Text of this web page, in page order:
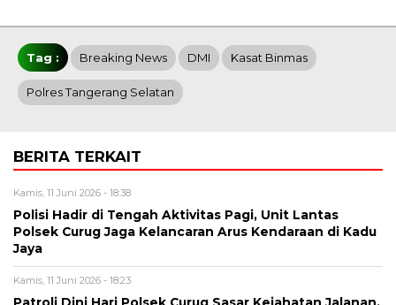
Tag : Breaking News DMI Kasat Binmas
Polres Tangerang Selatan
BERITA TERKAIT
Kamis, 11 Juni 2026 - 18:38
Polisi Hadir di Tengah Aktivitas Pagi, Unit Lantas
Polsek Curug Jaga Kelancaran Arus Kendaraan di Kadu
Jaya
Kamis, 11 Juni 2026 - 18:23
Patroli Dini Hari Polsek Curug Sasar Kejahatan Jalanan,